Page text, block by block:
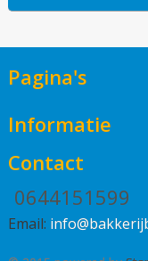
Pagina's
Informatie
Contact
0644151599
Email: